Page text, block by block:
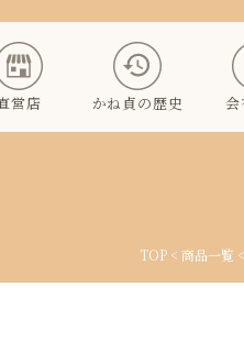
営店 かね貞の歴史
TOP < 商品一覧